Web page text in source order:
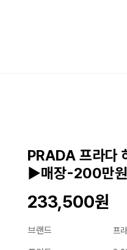
PRADA 프라다
▶매장-200만
233,500원
브랜드 프